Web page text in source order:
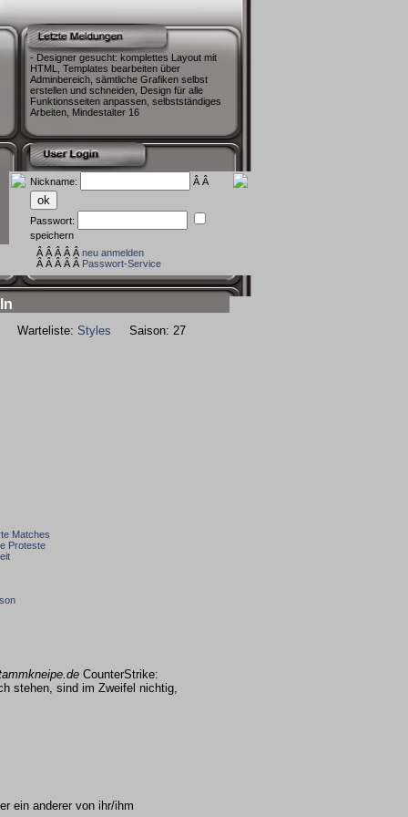
- Designer gesucht: komplettes Layout mit
HTML, Templates bearbeiten über
Adminbereich, sämtliche Grafiken selbst
erstellen und schneiden, Design für alle
Funktionsseiten anpassen, selbstständiges
Arbeiten, Mindestalter 16
Nickname: Â Â
Passwort:
speichern
Â Â Â Â Â neu anmelden
Â Â Â Â Â Passwort-Service
Styles Saison: 27
Matches
Proteste
CounterStrike:
stehen, sind im Zweifel nichtig,
ein anderer von ihr/ihm